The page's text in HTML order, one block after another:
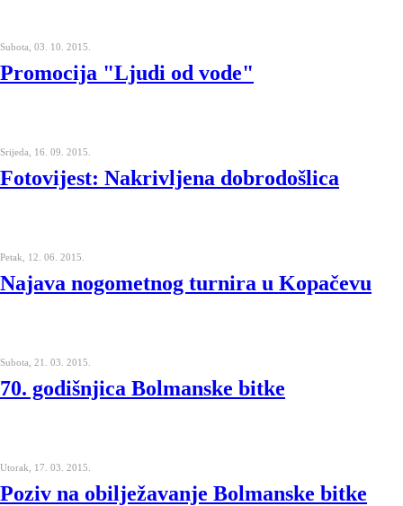
Subota, 03. 10. 2015.
Promocija "Ljudi od vode"
Srijeda, 16. 09. 2015.
Fotovijest: Nakrivljena dobrodošlica
Petak, 12. 06. 2015.
Najava nogometnog turnira u Kopačevu
Subota, 21. 03. 2015.
70. godišnjica Bolmanske bitke
Utorak, 17. 03. 2015.
Poziv na obilježavanje Bolmanske bitke